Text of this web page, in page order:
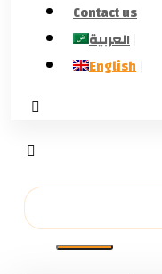
Contact us
العربية
English